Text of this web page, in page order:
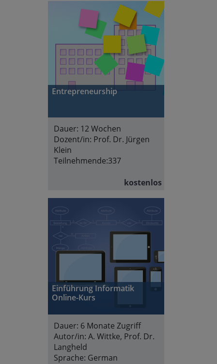
Entrepreneurship
Dauer: 12 Wochen
Dozent/in: Prof. Dr. Jürgen
Klein
Teilnehmende:337
kostenlos
Einführung Informatik
Online-Kurs
Dauer: 6 Monate Zugriff
Autor/in: A. Wittke, Prof. Dr.
Langheld
Sprache: German